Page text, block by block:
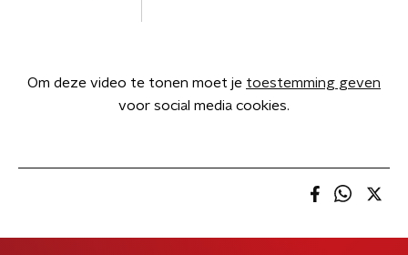
Om deze video te tonen moet je toestemming geven
voor social media cookies.